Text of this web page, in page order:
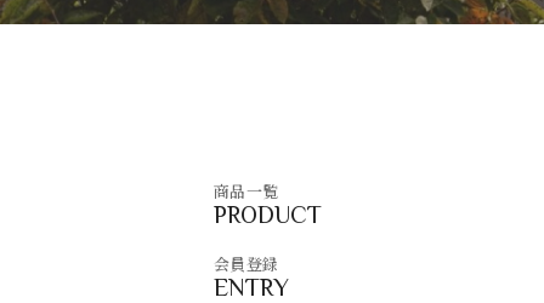
商品一覧
PRODUCT
会員登録
ENTRY